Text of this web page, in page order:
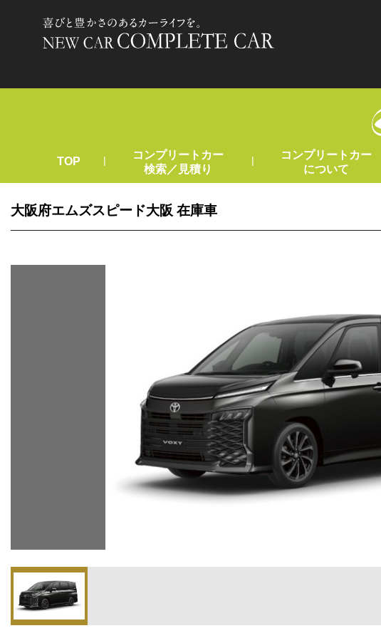
TOP |
コンプリートカー
検索／見積り
|
コンプリートカー
について
大阪府エムズスピード大阪 在庫車